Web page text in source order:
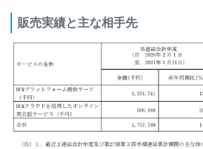
販売実績と主な相手先